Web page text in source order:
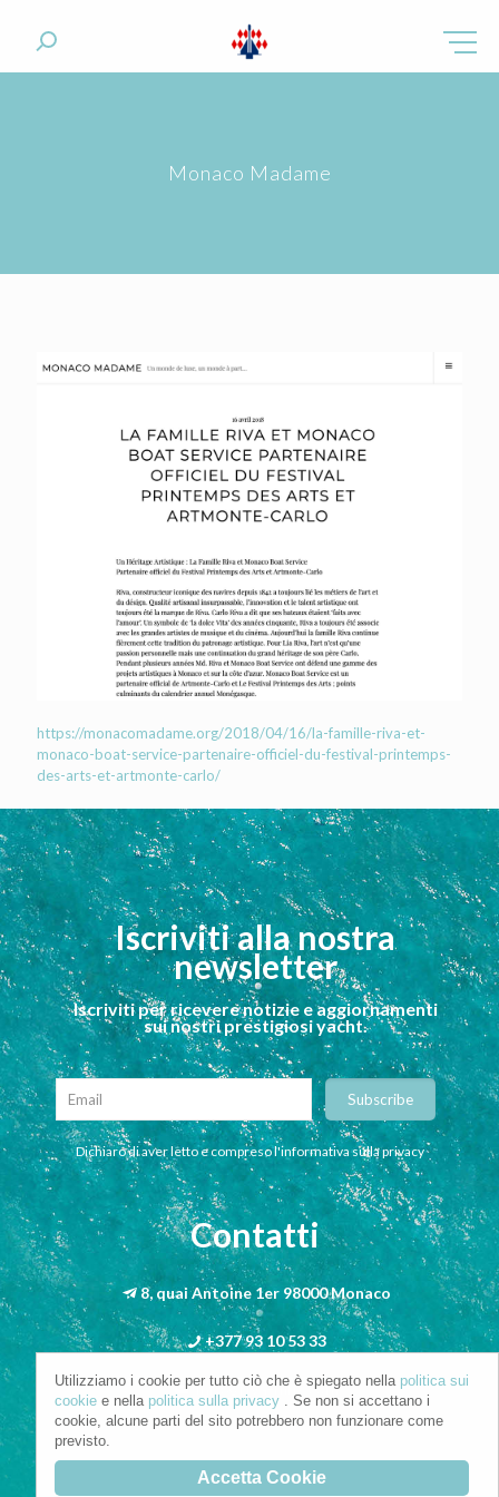
Monaco Madame
https://monacomadame.org/2018/04/16/la-famille-riva-et-
monaco-boat-service-partenaire-officiel-du-festival-printemps-
des-arts-et-artmonte-carlo/
Iscriviti alla nostra
newsletter
Iscriviti per ricevere notizie e aggiornamenti
sui nostri prestigiosi yacht.
Dichiaro di aver letto e compreso l'informativa sulla privacy
Contatti
8, quai Antoine 1er 98000 Monaco
+377 93 10 53 33
info@riva-mbs.com
Utilizziamo i cookie per tutto ciò che è spiegato nella politica sui
cookie e nella politica sulla privacy . Se non si accettano i
cookie, alcune parti del sito potrebbero non funzionare come
previsto.
Accetta Cookie